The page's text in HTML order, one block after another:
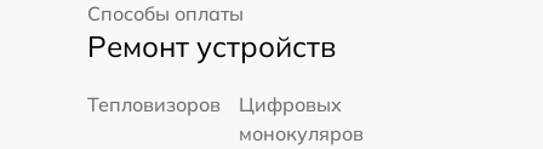
Способы оплаты
Ремонт устройств
Тепловизоров
Цифровых
монокуляров